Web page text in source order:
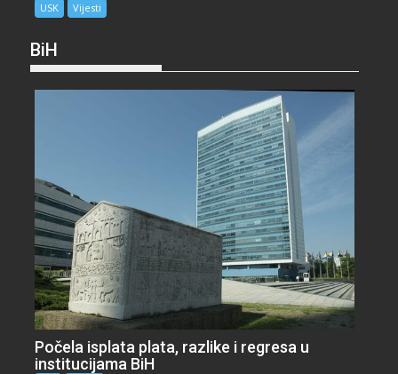
USK Vijesti
BiH
Počela isplata plata, razlike i regresa u
institucijama BiH